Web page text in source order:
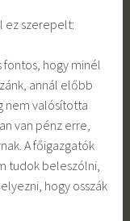
ez szerepelt:
fontos, hogy minél
annál előbb
nem valósította
van pénz erre,
A főigazgatók
tudok beleszólni,
hogy osszák